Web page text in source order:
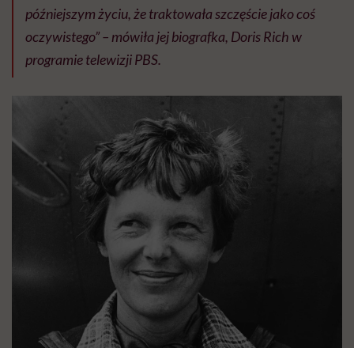
późniejszym życiu, że traktowała szczęście jako coś
oczywistego” – mówiła jej biografka, Doris Rich w
programie telewizji PBS.